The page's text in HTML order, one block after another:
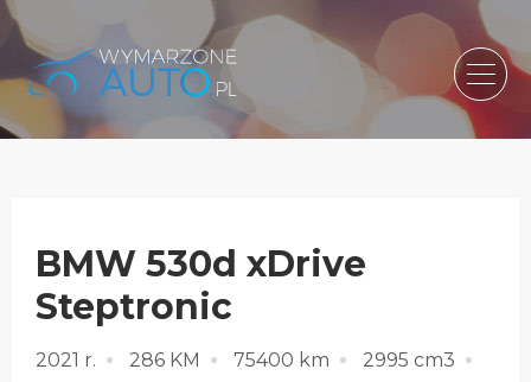
BMW 530d xDrive
Steptronic
2021 r. 286 KM 75400 km
2995 cm3